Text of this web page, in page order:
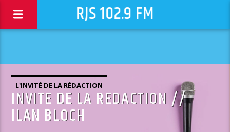
RJS 102.9 FM
L'INVITÉ DE LA RÉDACTION
INVITE DE LA REDACTION //
ILAN BLOCH